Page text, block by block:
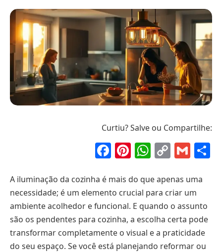
Curtiu? Salve ou Compartilhe:
Facebook
Pinterest
Copy
A iluminação da cozinha é mais do que apenas uma
necessidade; é um elemento crucial para criar um
ambiente acolhedor e funcional. E quando o assunto
são os pendentes para cozinha, a escolha certa pode
transformar completamente o visual e a praticidade
do seu espaço. Se você está planejando reformar ou